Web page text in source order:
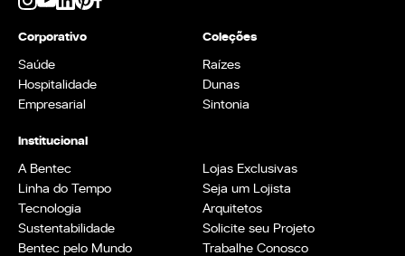
Corporativo
Saúde
Hospitalidade
Empresarial
Coleções
Raízes
Dunas
Sintonia
Institucional
A Bentec
Linha do Tempo
Tecnologia
Sustentabilidade
Bentec pelo Mundo
Lojas Exclusivas
Seja um Lojista
Arquitetos
Solicite seu Projeto
Trabalhe Conosco